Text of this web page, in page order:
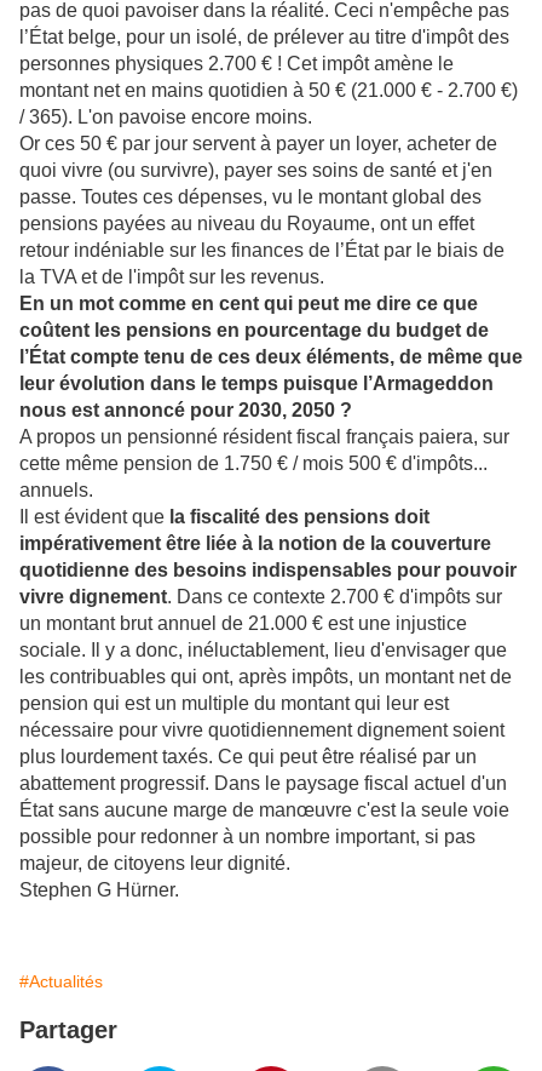
pas de quoi pavoiser dans la réalité. Ceci n'empêche pas
l’État belge, pour un isolé, de prélever au titre d'impôt des
personnes physiques 2.700 € ! Cet impôt amène le
montant net en mains quotidien à 50 € (21.000 € - 2.700 €)
/ 365). L'on pavoise encore moins.
Or ces 50 € par jour servent à payer un loyer, acheter de
quoi vivre (ou survivre), payer ses soins de santé et j'en
passe. Toutes ces dépenses, vu le montant global des
pensions payées au niveau du Royaume, ont un effet
retour indéniable sur les finances de l’État par le biais de
la TVA et de l'impôt sur les revenus.
En un mot comme en cent qui peut me dire ce que
coûtent les pensions en pourcentage du budget de
l’État compte tenu de ces deux éléments, de même que
leur évolution dans le temps puisque l’Armageddon
nous est annoncé pour 2030, 2050 ?
A propos un pensionné résident fiscal français paiera, sur
cette même pension de 1.750 € / mois 500 € d'impôts...
annuels.
Il est évident que la fiscalité des pensions doit
impérativement être liée à la notion de la couverture
quotidienne des besoins indispensables pour pouvoir
vivre dignement. Dans ce contexte 2.700 € d'impôts sur
un montant brut annuel de 21.000 € est une injustice
sociale. Il y a donc, inéluctablement, lieu d'envisager que
les contribuables qui ont, après impôts, un montant net de
pension qui est un multiple du montant qui leur est
nécessaire pour vivre quotidiennement dignement soient
plus lourdement taxés. Ce qui peut être réalisé par un
abattement progressif. Dans le paysage fiscal actuel d'un
État sans aucune marge de manœuvre c'est la seule voie
possible pour redonner à un nombre important, si pas
majeur, de citoyens leur dignité.
Stephen G Hürner.
#Actualités
Partager